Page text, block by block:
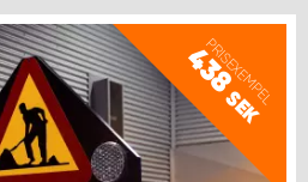
PRISEXEMPEL
438
SEK